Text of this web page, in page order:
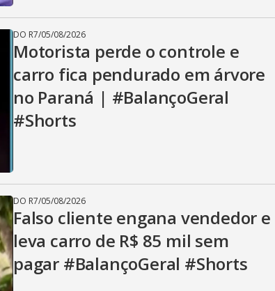
DO R7/05/08/2026
Motorista perde o controle e
carro fica pendurado em árvore
no Paraná | #BalançoGeral
#Shorts
DO R7/05/08/2026
Falso cliente engana vendedor e
leva carro de R$ 85 mil sem
pagar #BalançoGeral #Shorts